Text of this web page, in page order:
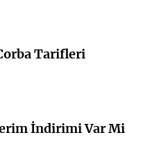
Tarifleri
İndirimi Var Mi